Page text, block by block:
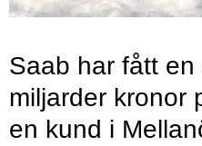
Saab har fått
miljarder kronor
en kund i